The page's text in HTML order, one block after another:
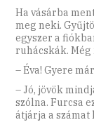
Ha vásárba
meg neki.
egyszer a
ruhácskák. Még
– Éva! Gyere
– Jó, jövök
szólna. Furcsa
átjárja a számat